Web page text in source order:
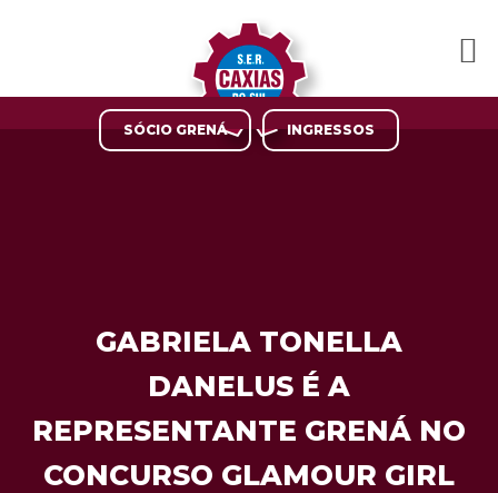
SÓCIO GRENÁ INGRESSOS
GABRIELA TONELLA
DANELUS É A
REPRESENTANTE GRENÁ NO
CONCURSO GLAMOUR GIRL